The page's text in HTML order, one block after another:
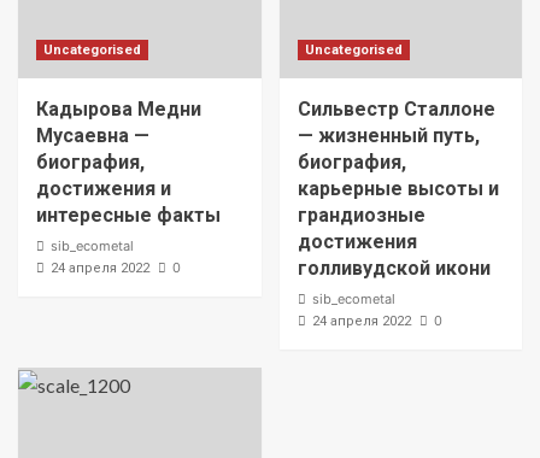
Uncategorised
Кадырова Медни
Мусаевна —
биография,
достижения и
интересные факты
sib_ecometal
24 апреля 2022 0
Uncategorised
Сильвестр Сталлоне
— жизненный путь,
биография,
карьерные высоты и
грандиозные
достижения
голливудской икони
sib_ecometal
24 апреля 2022 0